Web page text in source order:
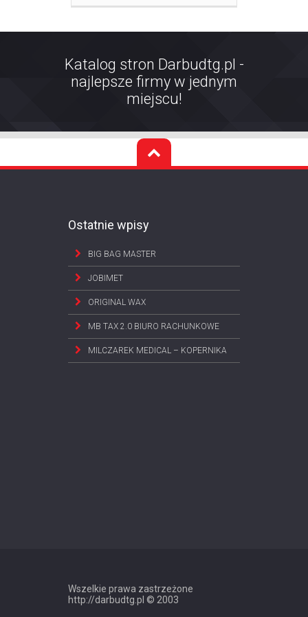
Katalog stron Darbudtg.pl -
najlepsze firmy w jednym
miejscu!
Ostatnie wpisy
BIG BAG MASTER
JOBIMET
ORIGINAL WAX
MB TAX 2.0 BIURO RACHUNKOWE
MILCZAREK MEDICAL – KOPERNIKA
Wszelkie prawa zastrzeżone
http://darbudtg.pl © 2003